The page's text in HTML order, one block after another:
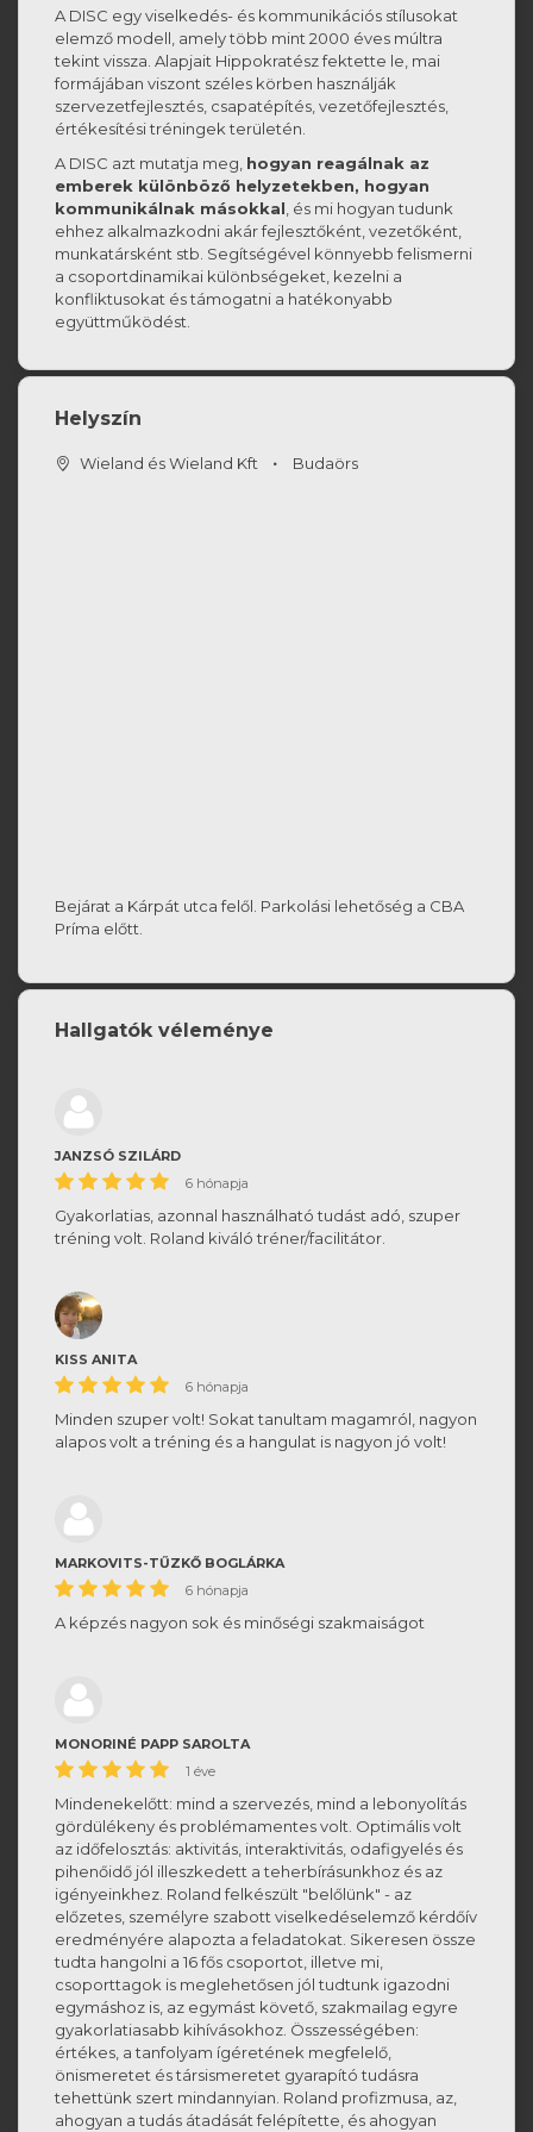
A DISC egy viselkedés- és kommunikációs stílusokat
elemző modell, amely több mint 2000 éves múltra
tekint vissza. Alapjait Hippokratész fektette le, mai
formájában viszont széles körben használják
szervezetfejlesztés, csapatépítés, vezetőfejlesztés,
értékesítési tréningek területén.
A DISC azt mutatja meg, hogyan reagálnak az
emberek különböző helyzetekben, hogyan
kommunikálnak másokkal , és mi hogyan tudunk
ehhez alkalmazkodni akár fejlesztőként, vezetőként,
munkatársként stb. Segítségével könnyebb felismerni
a csoportdinamikai különbségeket, kezelni a
konfliktusokat és támogatni a hatékonyabb
együttműködést.
Helyszín
Wieland és Wieland Kft Budaörs
Bejárat a Kárpát utca felől. Parkolási lehetőség a CBA
Príma előtt.
Hallgatók véleménye
JANZSÓ SZILÁRD
6 hónapja
Gyakorlatias, azonnal használható tudást adó, szuper
tréning volt. Roland kiváló tréner/facilitátor.
KISS ANITA
6 hónapja
Minden szuper volt! Sokat tanultam magamról, nagyon
alapos volt a tréning és a hangulat is nagyon jó volt!
MARKOVITS-TŰZKŐ BOGLÁRKA
6 hónapja
A képzés nagyon sok és minőségi szakmaiságot
MONORINÉ PAPP SAROLTA
1 éve
Mindenekelőtt: mind a szervezés, mind a lebonyolítás
gördülékeny és problémamentes volt. Optimális volt
az időfelosztás: aktivitás, interaktivitás, odafigyelés és
pihenőidő jól illeszkedett a teherbírásunkhoz és az
igényeinkhez. Roland felkészült "belőlünk" - az
előzetes, személyre szabott viselkedéselemző kérdőív
eredményére alapozta a feladatokat. Sikeresen össze
tudta hangolni a 16 fős csoportot, illetve mi,
csoporttagok is meglehetősen jól tudtunk igazodni
egymáshoz is, az egymást követő, szakmailag egyre
gyakorlatiasabb kihívásokhoz. Összességében:
értékes, a tanfolyam ígéretének megfelelő,
önismeretet és társismeretet gyarapító tudásra
tehettünk szert mindannyian. Roland profizmusa, az,
ahogyan a tudás átadását felépítette, és ahogyan